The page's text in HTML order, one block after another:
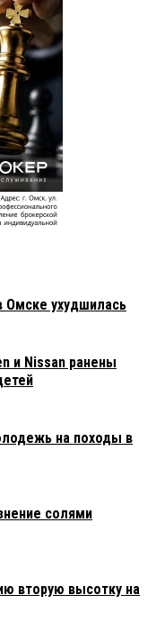
Омске ухудшилась
и Nissan ранены
на походы в
солями
вторую высотку на